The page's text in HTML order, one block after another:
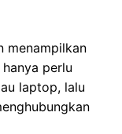
menampilkan
perlu
laptop, lalu